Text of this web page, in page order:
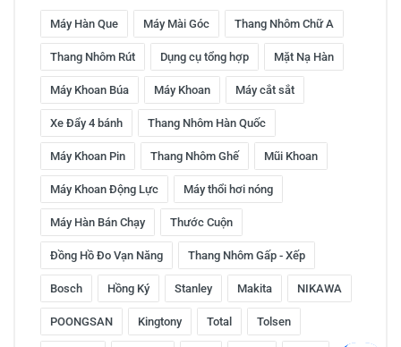
Máy Hàn Que Máy Mài Góc Thang Nhôm Chữ A
Thang Nhôm Rút Dụng cụ tổng hợp Mặt Nạ Hàn
Máy Khoan Búa Máy Khoan Máy cắt sắt
Xe Đẩy 4 bánh Thang Nhôm Hàn Quốc
Máy Khoan Pin Thang Nhôm Ghế Mũi Khoan
Máy Khoan Động Lực Máy thổi hơi nóng
Máy Hàn Bán Chạy Thước Cuộn
Đồng Hồ Đo Vạn Năng Thang Nhôm Gấp - Xếp
Bosch Hồng Ký Stanley Makita NIKAWA
POONGSAN Kingtony Total Tolsen